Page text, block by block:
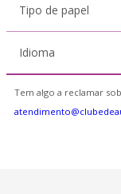
Tipo de papel
Idioma
Tem algo a reclamar